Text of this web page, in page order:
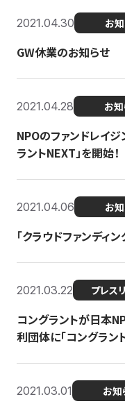
2021.04.30 お
GW休業のお知らせ
2021.04.28 お
NPOのファンドレイ
ラントNEXT」を開始！
2021.04.06 お
「クラウドファンディ
2021.03.22 プレス
コングラントが日本
利団体に「コングラ
2021.03.01 お知